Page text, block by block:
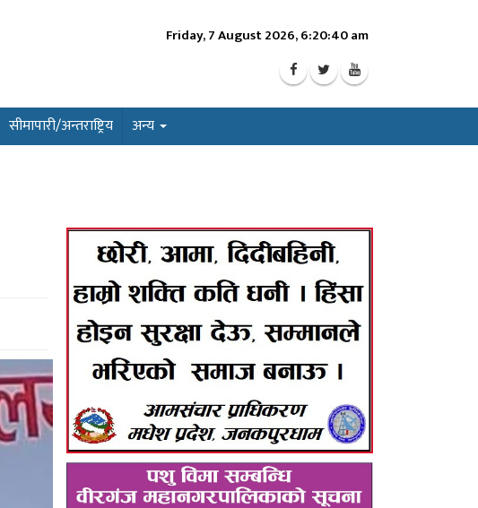
Friday, 7 August 2026, 6:20:42 am
सीमापारी/अन्तराष्ट्रिय अन्य